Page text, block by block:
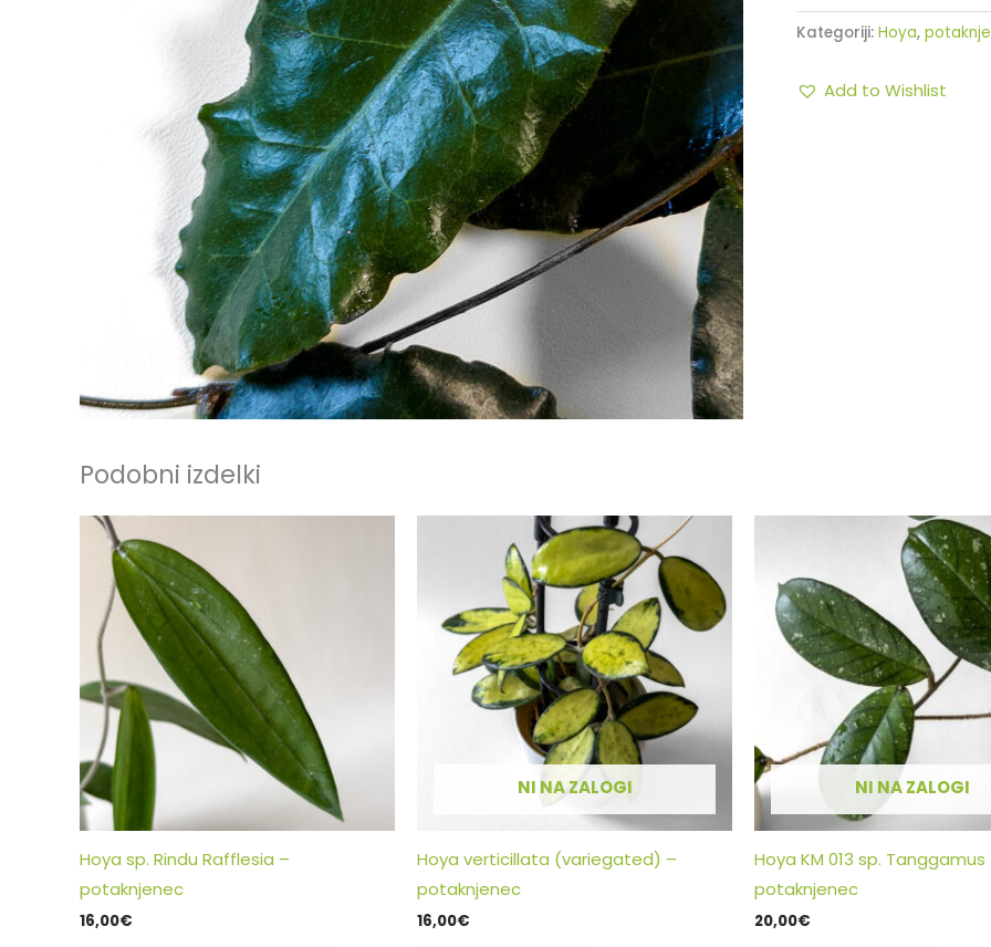
Kategoriji: Hoya,
Add to Wishlist
Podobni izdelki
Hoya sp. Rindu Rafflesia –
potaknjenec
16,00€
NI NA ZALOGI
Hoya verticillata (variegated) –
potaknjenec
16,00€
NI NA ZALOGI
Hoya KM 013 sp. Tanggamus
potaknjenec
20,00€